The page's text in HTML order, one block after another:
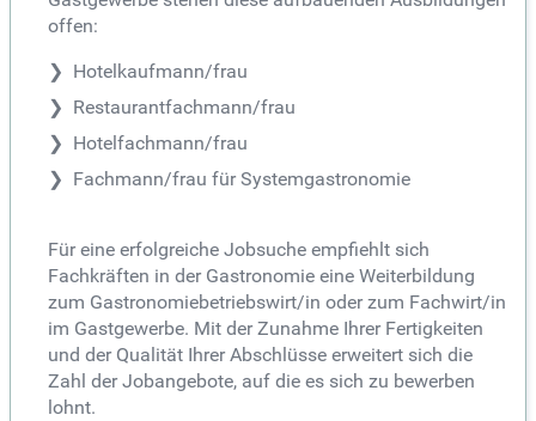
offen:
Hotelkaufmann/frau
Restaurantfachmann/frau
Hotelfachmann/frau
Fachmann/frau für Systemgastronomie
Für eine erfolgreiche Jobsuche empfiehlt sich
Fachkräften in der Gastronomie eine Weiterbildung
zum Gastronomiebetriebswirt/in oder zum Fachwirt/in
im Gastgewerbe. Mit der Zunahme Ihrer Fertigkeiten
und der Qualität Ihrer Abschlüsse erweitert sich die
Zahl der Jobangebote, auf die es sich zu bewerben
lohnt.